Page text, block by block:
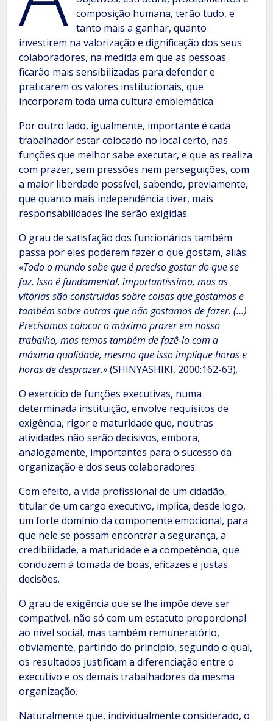
composição humana, terão tudo, e
tanto mais a ganhar, quanto
investirem na valorização e dignificação dos seus
colaboradores, na medida em que as pessoas
ficarão mais sensibilizadas para defender e
praticarem os valores institucionais, que
incorporam toda uma cultura emblemática.
Por outro lado, igualmente, importante é cada
trabalhador estar colocado no local certo, nas
funções que melhor sabe executar, e que as realiza
com prazer, sem pressões nem perseguições, com
a maior liberdade possível, sabendo, previamente,
que quanto mais independência tiver, mais
responsabilidades lhe serão exigidas.
O grau de satisfação dos funcionários também
passa por eles poderem fazer o que gostam, aliás:
«Todo o mundo sabe que é preciso gostar do que se
faz. Isso é fundamental, importantíssimo, mas as
vitórias são construídas sobre coisas que gostamos e
também sobre outras que não gostamos de fazer. (…)
Precisamos colocar o máximo prazer em nosso
trabalho, mas temos também de fazê-lo com a
máxima qualidade, mesmo que isso implique horas e
horas de desprazer.»(SHINYASHIKI, 2000:162-63).
O exercício de funções executivas, numa
determinada instituição, envolve requisitos de
exigência, rigor e maturidade que, noutras
atividades não serão decisivos, embora,
analogamente, importantes para o sucesso da
organização e dos seus colaboradores.
Com efeito, a vida profissional de um cidadão,
titular de um cargo executivo, implica, desde logo,
um forte domínio da componente emocional, para
que nele se possam encontrar a segurança, a
credibilidade, a maturidade e a competência, que
conduzem à tomada de boas, eficazes e justas
decisões.
O grau de exigência que se lhe impõe deve ser
compatível, não só com um estatuto proporcional
ao nível social, mas também remuneratório,
obviamente, partindo do princípio, segundo o qual,
os resultados justificam a diferenciação entre o
executivo e os demais trabalhadores da mesma
organização.
Naturalmente que, individualmente considerado, o